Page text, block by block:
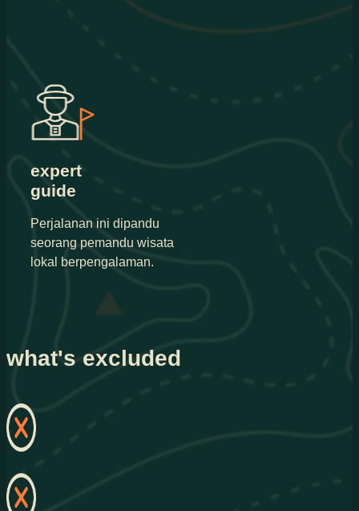
expert
guide
Perjalanan ini dipandu
seorang pemandu wisata
lokal berpengalaman.
what's excluded